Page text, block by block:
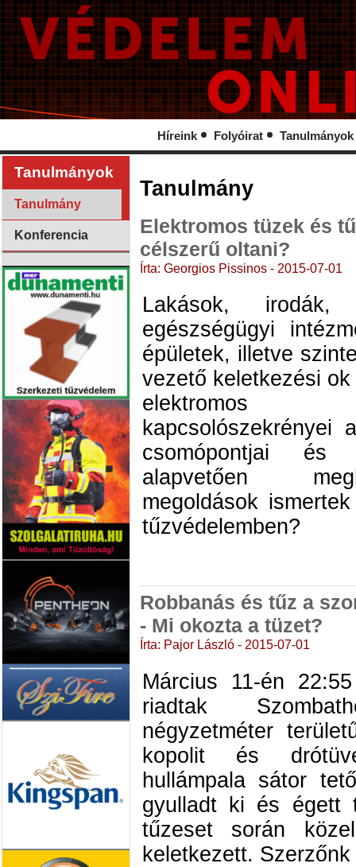
Híreink Folyóirat Tanulmányok
Tanulmányok
Tanulmány
Konferencia
Tanulmány
Elektromos tüzek és
célszerű oltani?
Írta: Georgios Pissinos - 2015-07-01
Lakások, irodák,
egészségügyi
épületek, illetve
vezető keletkezési
elektromos
kapcsolószekrényei
csomópontjai és
alapvetően
megoldások
tűzvédelemben?
Robbanás és tűz a
- Mi okozta a tüzet?
Írta: Pajor László - 2015-07-01
Március 11-én
riadtak
négyzetméter
kopolit és
hullámpala sátor
gyulladt ki és égett
tűzeset során
keletkezett.